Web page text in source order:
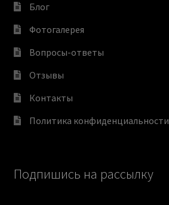
Блог
Фотогалерея
Вопросы-ответы
Отзывы
Контакты
Политика конфиденциальности
Подпишись на рассылку